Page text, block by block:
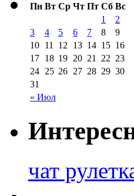
Пн Вт Ср Чт Пт Сб Вс
« Июл
1
2
3
4 5 6 7 8
9
10 11 12 13 14 15 16
17 18 19 20 21 22 23
24 25 26 27 28 29 30
31
чат